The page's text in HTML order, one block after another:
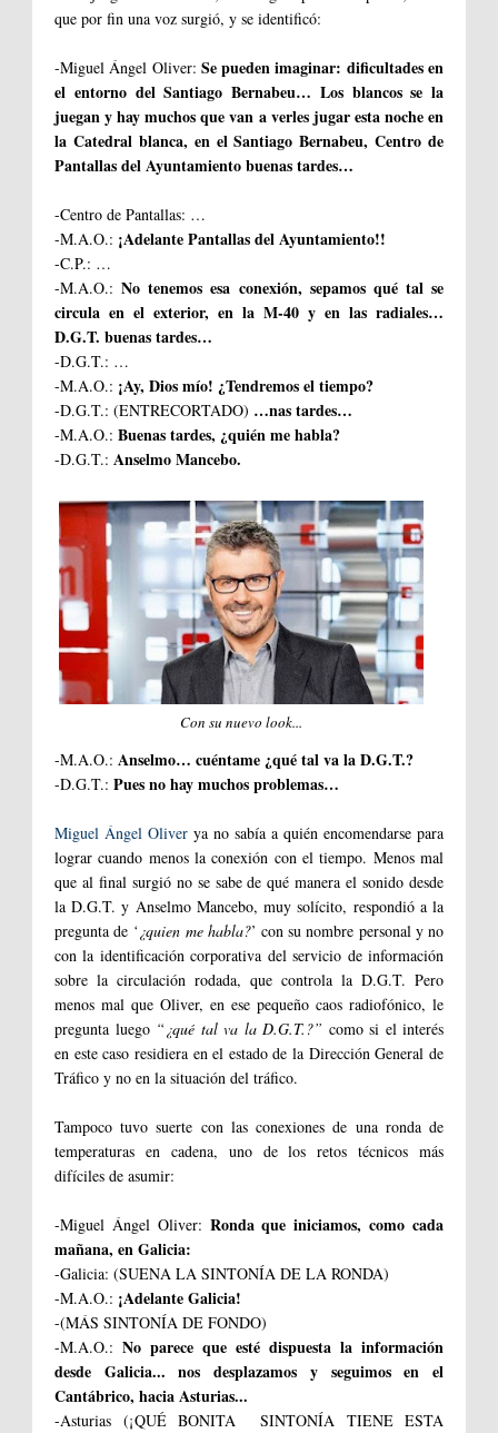
que por fin una voz surgió, y se identificó:
-Miguel Ángel Oliver: Se pueden imaginar: dificultades en
el entorno del Santiago Bernabeu… Los blancos se la
juegan y hay muchos que van a verles jugar esta noche en
la Catedral blanca, en el Santiago Bernabeu, Centro de
Pantallas del Ayuntamiento buenas tardes…
-Centro de Pantallas: …
-M.A.O.: ¡Adelante Pantallas del Ayuntamiento!!
-C.P.: …
-M.A.O.:No tenemos esa conexión, sepamos qué tal se
circula en el exterior, en la M-40 y en las radiales…
D.G.T. buenas tardes…
-D.G.T.: …
-M.A.O.: ¡Ay, Dios mío! ¿Tendremos el tiempo?
-D.G.T.: (ENTRECORTADO) …nas tardes…
-M.A.O.: Buenas tardes, ¿quién me habla?
-D.G.T.: Anselmo Mancebo.
Con su nuevo look...
-M.A.O.: Anselmo… cuéntame ¿qué tal va la D.G.T.?
-D.G.T.: Pues no hay muchos problemas…
Miguel Ángel Oliver ya no sabía a quién encomendarse para
lograr cuando menos la conexión con el tiempo. Menos mal
que al final surgió no se sabe de qué manera el sonido desde
la D.G.T. y Anselmo Mancebo, muy solícito, respondió a la
pregunta de ‘¿quien me habla?’ con su nombre personal y no
con la identificación corporativa del servicio de información
sobre la circulación rodada, que controla la D.G.T. Pero
menos mal que Oliver, en ese pequeño caos radiofónico, le
pregunta luego “¿qué tal va la D.G.T.?” como si el interés
en este caso residiera en el estado de la Dirección General de
Tráfico y no en la situación del tráfico.
Tampoco tuvo suerte con las conexiones de una ronda de
temperaturas en cadena, uno de los retos técnicos más
difíciles de asumir:
-Miguel Ángel Oliver: Ronda que iniciamos, como cada
mañana, en Galicia:
-Galicia: (SUENA LA SINTONÍA DE LA RONDA)
-M.A.O.: ¡Adelante Galicia!
-(MÁS SINTONÍA DE FONDO)
-M.A.O.: No parece que esté dispuesta la información
desde Galicia... nos desplazamos y seguimos en el
Cantábrico, hacia Asturias...
-Asturias (¡QUÉ BONITA SINTONÍA TIENE ESTA